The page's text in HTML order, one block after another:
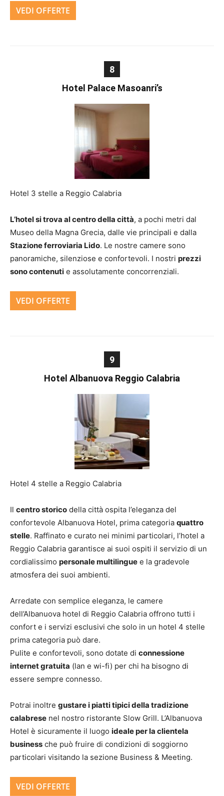
VEDI OFFERTE
8
Hotel Palace Masoanri’s
Hotel 3 stelle a Reggio Calabria
L’hotel si trova al centro della città, a pochi metri dal
Museo della Magna Grecia, dalle vie principali e dalla
Stazione ferroviaria Lido. Le nostre camere sono
panoramiche, silenziose e confortevoli. I nostri prezzi
sono contenuti e assolutamente concorrenziali.
VEDI OFFERTE
9
Hotel Albanuova Reggio Calabria
Hotel 4 stelle a Reggio Calabria
Il centro storico della città ospita l’eleganza del
confortevole Albanuova Hotel, prima categoria quattro
stelle. Raffinato e curato nei minimi particolari, l’hotel a
Reggio Calabria garantisce ai suoi ospiti il servizio di un
cordialissimo personale multilingue e la gradevole
atmosfera dei suoi ambienti.
Arredate con semplice eleganza, le camere
dell’Albanuova hotel di Reggio Calabria offrono tutti i
confort e i servizi esclusivi che solo in un hotel 4 stelle
prima categoria può dare.
Pulite e confortevoli, sono dotate di connessione
internet gratuita (lan e wi-fi) per chi ha bisogno di
essere sempre connesso.
Potrai inoltre gustare i piatti tipici della tradizione
calabrese nel nostro ristorante Slow Grill. L’Albanuova
Hotel è sicuramente il luogo ideale per la clientela
business che può fruire di condizioni di soggiorno
particolari visitando la sezione Business & Meeting.
VEDI OFFERTE